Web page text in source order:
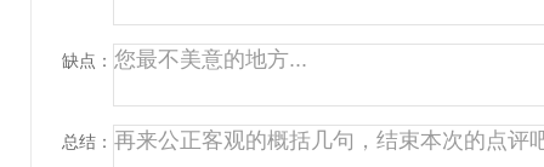
缺点：
总结：